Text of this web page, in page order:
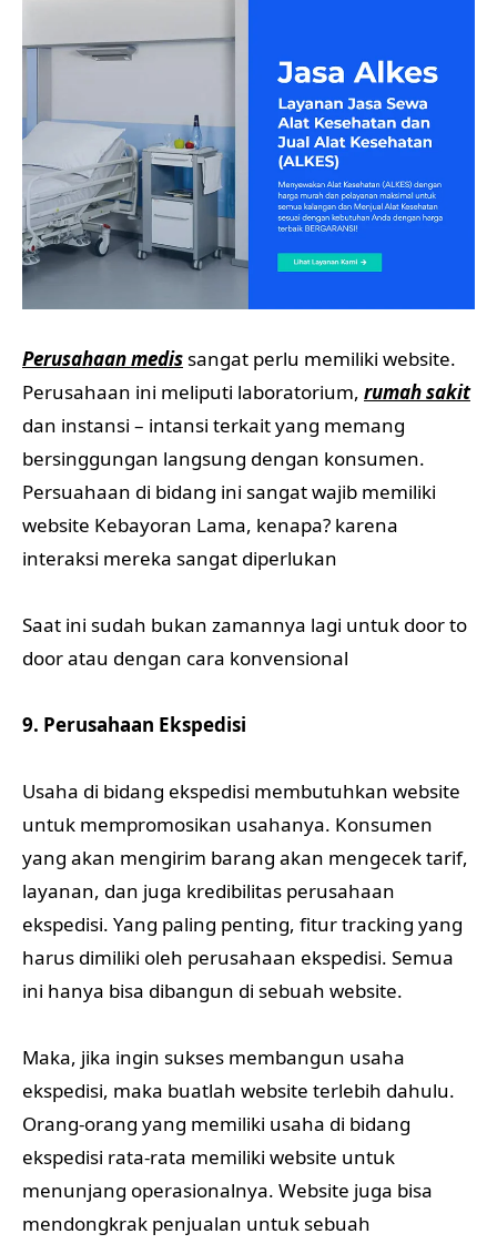
Perusahaan medissangat perlu memiliki website.
Perusahaan ini meliputi laboratorium, rumah sakit
dan instansi – intansi terkait yang memang
bersinggungan langsung dengan konsumen.
Persuahaan di bidang ini sangat wajib memiliki
website Kebayoran Lama, kenapa? karena
interaksi mereka sangat diperlukan
Saat ini sudah bukan zamannya lagi untuk door to
door atau dengan cara konvensional
9. Perusahaan Ekspedisi
Usaha di bidang ekspedisi membutuhkan website
untuk mempromosikan usahanya. Konsumen
yang akan mengirim barang akan mengecek tarif,
layanan, dan juga kredibilitas perusahaan
ekspedisi. Yang paling penting, fitur tracking yang
harus dimiliki oleh perusahaan ekspedisi. Semua
ini hanya bisa dibangun di sebuah website.
Maka, jika ingin sukses membangun usaha
ekspedisi, maka buatlah website terlebih dahulu.
Orang-orang yang memiliki usaha di bidang
ekspedisi rata-rata memiliki website untuk
menunjang operasionalnya. Website juga bisa
mendongkrak penjualan untuk sebuah